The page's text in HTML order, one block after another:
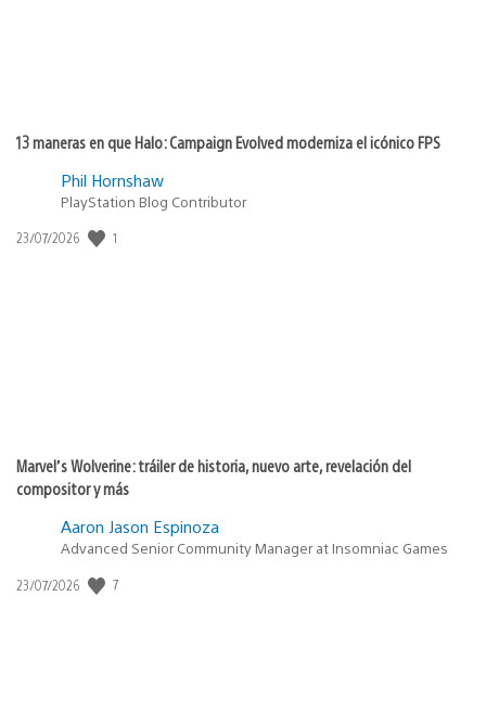
13 maneras en que Halo: Campaign Evolved moderniza el icónico FPS
Phil Hornshaw
PlayStation Blog Contributor
Fecha
23/07/2026 1
Marvel’s Wolverine: tráiler de historia, nuevo arte, revelación del
compositor y más
Aaron Jason Espinoza
Advanced Senior Community Manager at Insomniac Games
Fecha
23/07/2026 7